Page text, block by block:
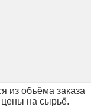
из объёма заказа
цены на сырьё.